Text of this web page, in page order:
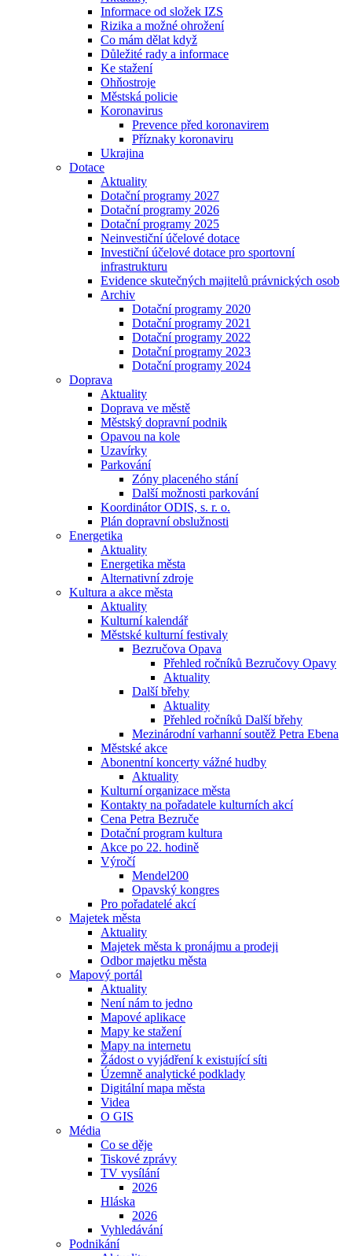
Informace od složek IZS
Rizika a možné ohrožení
Co mám dělat když
Důležité rady a informace
Ke stažení
Ohňostroje
Městská policie
Koronavirus
Prevence před koronavirem
Příznaky koronaviru
Ukrajina
Dotace
Aktuality
Dotační programy 2027
Dotační programy 2026
Dotační programy 2025
Neinvestiční účelové dotace
Investiční účelové dotace pro sportovní
infrastrukturu
Evidence skutečných majitelů právnických osob
Archiv
Dotační programy 2020
Dotační programy 2021
Dotační programy 2022
Dotační programy 2023
Dotační programy 2024
Doprava
Aktuality
Doprava ve městě
Městský dopravní podnik
Opavou na kole
Uzavírky
Parkování
Zóny placeného stání
Další možnosti parkování
Koordinátor ODIS, s. r. o.
Plán dopravní obslužnosti
Energetika
Aktuality
Energetika města
Alternativní zdroje
Kultura a akce města
Aktuality
Kulturní kalendář
Městské kulturní festivaly
Bezručova Opava
Přehled ročníků Bezručovy Opavy
Aktuality
Další břehy
Aktuality
Přehled ročníků Další břehy
Mezinárodní varhanní soutěž Petra Ebena
Městské akce
Abonentní koncerty vážné hudby
Aktuality
Kulturní organizace města
Kontakty na pořadatele kulturních akcí
Cena Petra Bezruče
Dotační program kultura
Akce po 22. hodině
Výročí
Mendel200
Opavský kongres
Pro pořadatelé akcí
Majetek města
Aktuality
Majetek města k pronájmu a prodeji
Odbor majetku města
Mapový portál
Aktuality
Není nám to jedno
Mapové aplikace
Mapy ke stažení
Mapy na internetu
Žádost o vyjádření k existující síti
Územně analytické podklady
Digitální mapa města
Videa
O GIS
Média
Co se děje
Tiskové zprávy
TV vysílání
2026
Hláska
2026
Vyhledávání
Podnikání